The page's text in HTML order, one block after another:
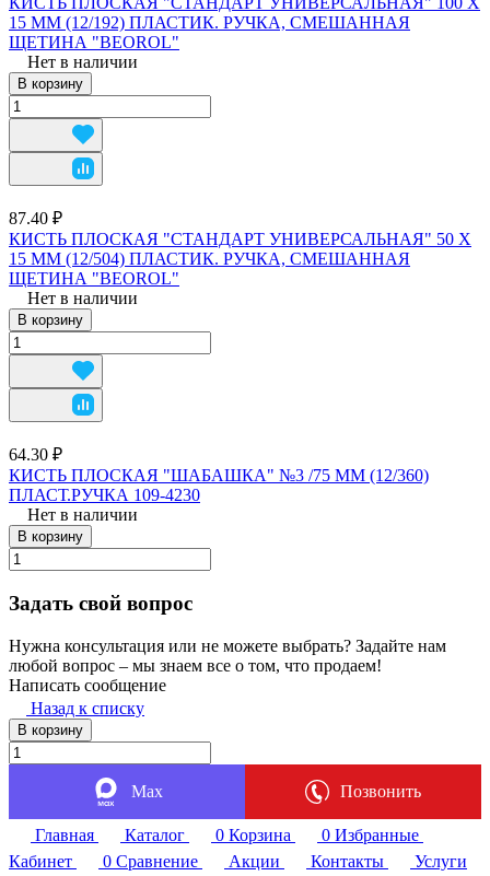
15 ММ (12/192) ПЛАСТИК. РУЧКА, СМЕШАННАЯ
ЩЕТИНА "BEOROL"
Нет в наличии
В корзину
87.40 ₽
КИСТЬ ПЛОСКАЯ "СТАНДАРТ УНИВЕРСАЛЬНАЯ" 50 Х
15 ММ (12/504) ПЛАСТИК. РУЧКА, СМЕШАННАЯ
ЩЕТИНА "BEOROL"
Нет в наличии
В корзину
64.30 ₽
КИСТЬ ПЛОСКАЯ "ШАБАШКА" №3 /75 ММ (12/360)
ПЛАСТ.РУЧКА 109-4230
Нет в наличии
В корзину
Задать свой вопрос
Нужна консультация или не можете выбрать? Задайте нам
любой вопрос – мы знаем все о том, что продаем!
Написать сообщение
Назад к списку
В корзину
Max Позвонить
Главная Каталог 0 Корзина 0 Избранные
Кабинет
0 Сравнение Акции Контакты
Услуги